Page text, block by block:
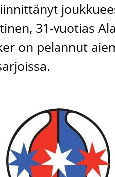
31-vuotias
on pelannut